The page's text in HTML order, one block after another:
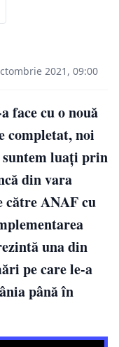
2021, 09:00
face cu o nouă
completat, noi
luați prin
din vara
către ANAF cu
una din
pe care le-a
până în